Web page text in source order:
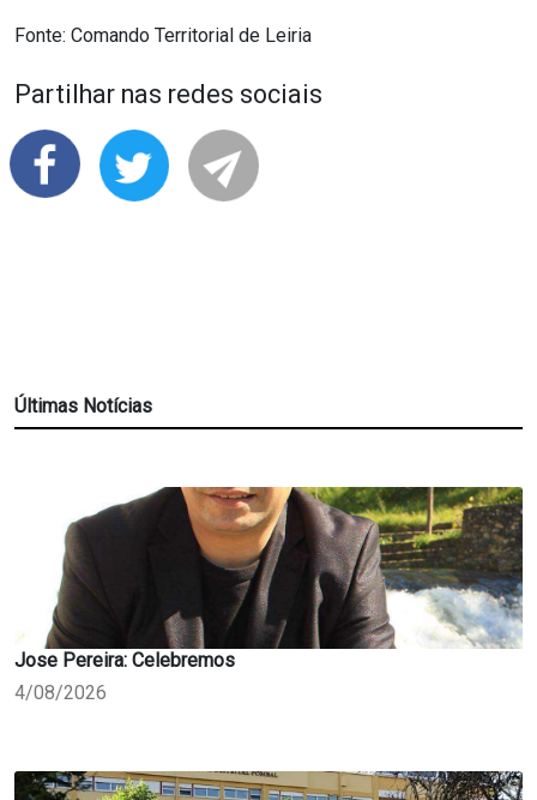
Fonte: Comando Territorial de Leiria
Partilhar nas redes sociais
Últimas Notícias
Jose Pereira: Celebremos
4/08/2026